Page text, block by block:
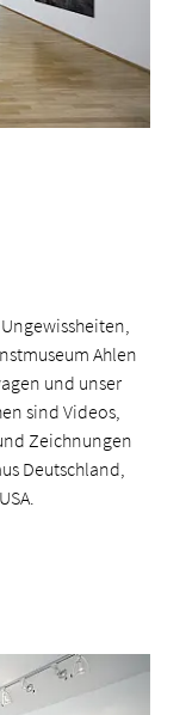
Ahlen
und unser
sind Videos,
Zeichnungen
Deutschland,